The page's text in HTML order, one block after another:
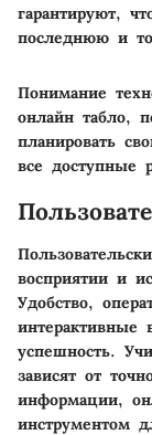
гарантируют,
последнюю и
Понимание
онлайн табло,
планировать
все доступные
восприятии и
Удобство,
интерактивные
успешность.
зависят от
информации,
инструментом